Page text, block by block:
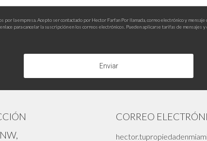
la empresa. Acepto ser contactado por Hector Farfan Por llamada, correo electrónico y
para cancelar la suscripción en los correos electrónicos. Pueden aplicarse tarifas de mensajes
Enviar
CORREO